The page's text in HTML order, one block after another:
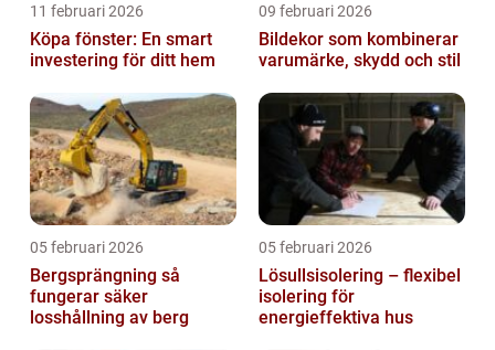
11 februari 2026
Köpa fönster: En smart
investering för ditt hem
09 februari 2026
Bildekor som kombinerar
varumärke, skydd och stil
05 februari 2026
Bergsprängning så
fungerar säker
losshållning av berg
05 februari 2026
Lösullsisolering – flexibel
isolering för
energieffektiva hus